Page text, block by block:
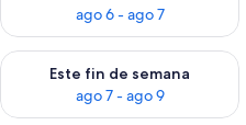
ago 6 - ago 7
Este fin de semana
ago 7 - ago 9
Consulta la disponibilidad